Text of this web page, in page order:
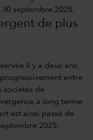
30 septembre 2025.
de plus
il y a deux ans,
progressivement entre
sociétés de
à long terme
est ainsi passé de
2025.